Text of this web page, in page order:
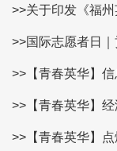
>>关于印发《福
>>国际志愿者日
>>【青春英华】
>>【青春英华】
>>【青春英华】